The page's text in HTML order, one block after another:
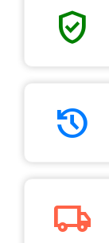
verified_user
history
local_shipping